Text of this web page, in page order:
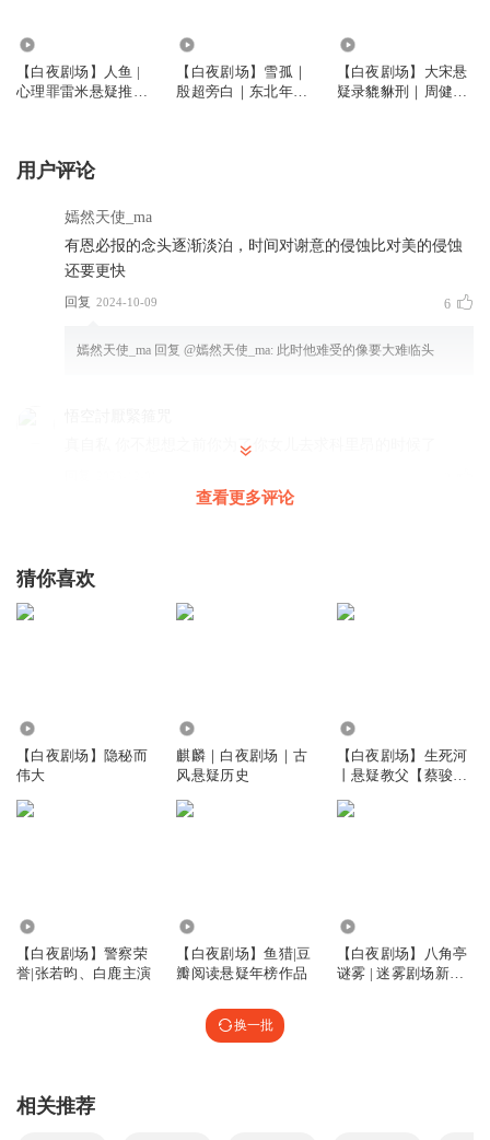
【白夜剧场】人鱼 |
心理罪雷米悬疑推理
【白夜剧场】雪孤｜
殷超旁白｜东北年代
【白夜剧场】大宋悬
疑录貔貅刑｜周健旁
用户评论
嫣然天使_ma
有恩必报的念头逐渐淡泊，时间对谢意的侵蚀比对美的侵蚀
还要更快
回复 2024-10-09 6
嫣然天使_ma 回复 @嫣然天使_ma: 此时他难受的像要大难临头
真自私 你不想想之前你为了你女儿去求科里昂的时候了
不要觉得一顿饭或者一次回报就两清了，人情从来都不是这
回复 2025-11-16 0
精彩
回复 2024-03-12 0
回复
查看更多评论
猜你喜欢
【白夜剧场】隐秘而
伟大
麒麟｜白夜剧场｜古
风悬疑历史
【白夜剧场】生死河
丨悬疑教父【蔡骏】
【白夜剧场】警察荣
誉|张若昀、白鹿主演
【白夜剧场】鱼猎|豆
瓣阅读悬疑年榜作品
【白夜剧场】八角亭
谜雾 | 迷雾剧场新剧
换一批
相关推荐